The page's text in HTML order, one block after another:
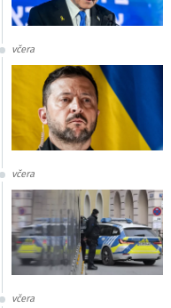
včera
včera
včera